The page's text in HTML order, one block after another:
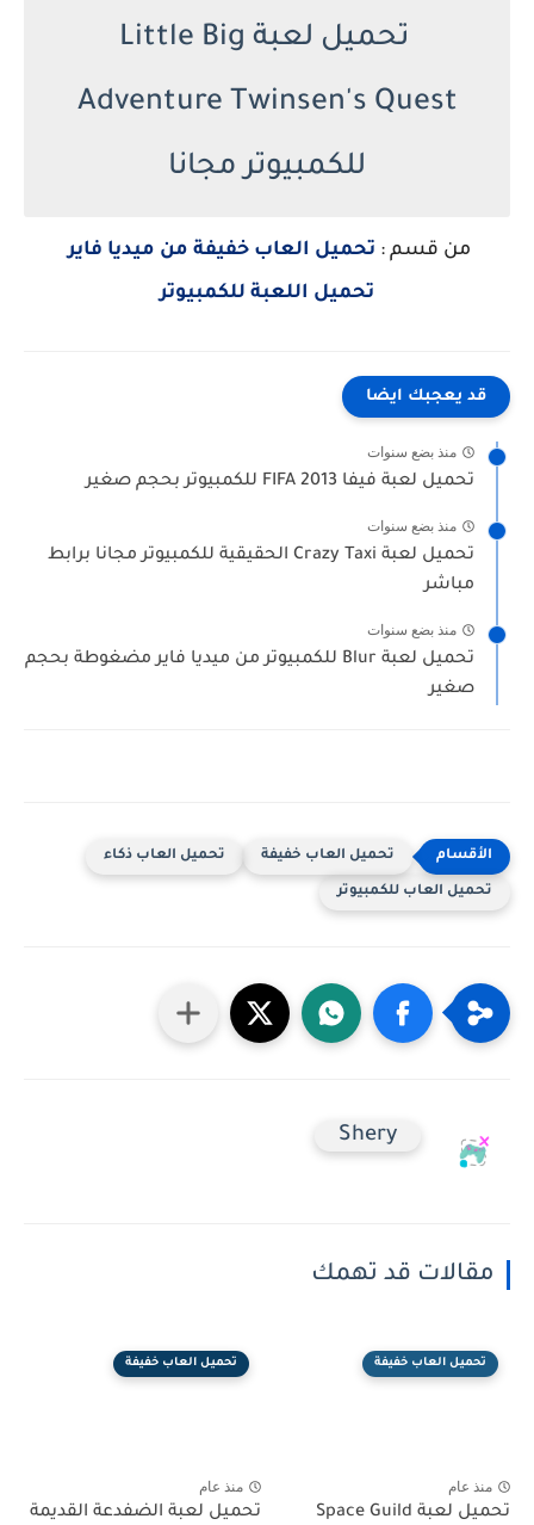
تحميل لعبة Little Big
Adventure Twinsen's Quest
للكمبيوتر مجانا
من قسم : تحميل العاب خفيفة من ميديا فاير
تحميل اللعبة للكمبيوتر
قد يعجبك ايضا
منذ بضع سنوات
تحميل لعبة فيفا FIFA 2013 للكمبيوتر بحجم صغير
منذ بضع سنوات
تحميل لعبة Crazy Taxi الحقيقية للكمبيوتر مجانا برابط
مباشر
منذ بضع سنوات
تحميل لعبة Blur للكمبيوتر من ميديا فاير مضغوطة بحجم
صغير
تحميل العاب خفيفة تحميل العاب ذكاء
تحميل العاب للكمبيوتر
Shery
مقالات قد تهمك
تحميل العاب خفيفة
منذ عام
تحميل لعبة Space Guild
تحميل العاب خفيفة
منذ عام
تحميل لعبة الضفدعة القديمة